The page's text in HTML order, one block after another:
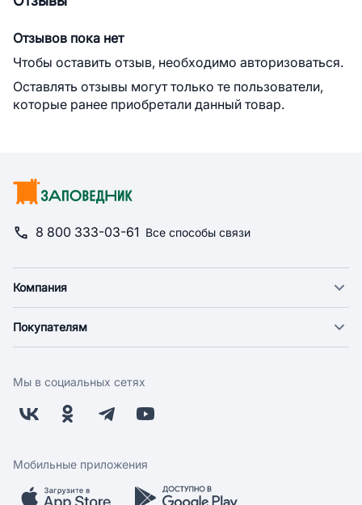
Отзывов пока нет
Чтобы оставить отзыв, необходимо авторизоваться.
Оставлять отзывы могут только те пользователи,
которые ранее приобретали данный товар.
8 800 333-03-61 Все способы связи
Компания
Новости
Поставщикам
Заводчикам
Обратная связь
Покупателям
Оплата
Бонусная программа
Скидки и акции
Мобильное приложение
Мы в социальных сетях
Мобильные приложения